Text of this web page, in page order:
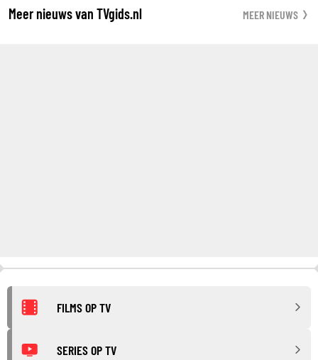
Meer nieuws van TVgids.nl MEER NIEUWS
FILMS OP TV
SERIES OP TV